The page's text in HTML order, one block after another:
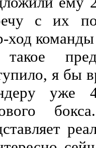
с их
ход
я бы
уже